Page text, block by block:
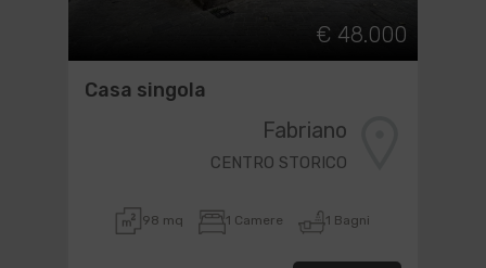
€ 48.000
Casa singola
Fabriano
CENTRO STORICO
98 mq 1 Camere 1 Bagni